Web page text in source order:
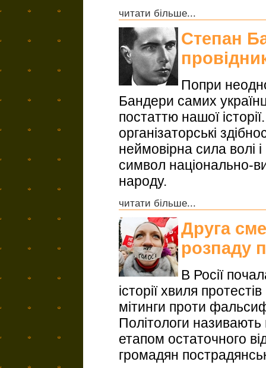
читати більше...
Степан
Попри
Бандери самих
постаттю нашої
організаторські
неймовірна сила волі
символ національно-
народу.
читати більше...
Друга
розпаду
В Росії
історії хвиля
мітинги проти
Політологи
етапом остаточного
громадян